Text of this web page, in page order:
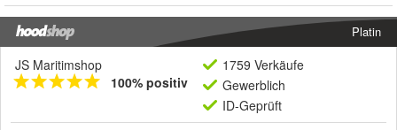
Platin
JS Maritimshop
100% positiv
1759 Verkäufe
Gewerblich
ID-Geprüft